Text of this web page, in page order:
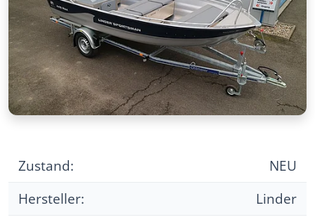
Zustand:
NEU
Hersteller:
Linder